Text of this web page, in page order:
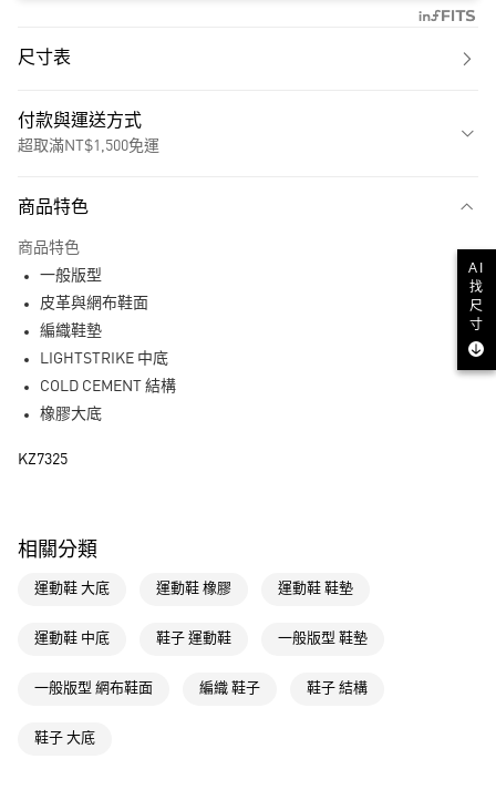
尺寸表
付款與運送方式
超取滿NT$1,500免運
LINE Pay
每筆NT$80，滿NT$1,500(含以上)免運費
每筆NT$80，滿NT$1,500(含以上)免運費
萊爾富取貨付款
付款後萊爾富取貨
每筆NT$80，滿NT$1,500(含以上)免運費
商品特色
商品特色
一般版型
皮革與網布鞋面
編織鞋墊
LIGHTSTRIKE 中底
COLD CEMENT 結構
橡膠大底
KZ7325
相關分類
運動鞋 大底 運動鞋 橡膠 運動鞋 鞋墊
運動鞋 中底 鞋子 運動鞋 一般版型 鞋墊
一般版型 網布鞋面 編織 鞋子 鞋子 結構
鞋子 大底
AI
找
尺
寸